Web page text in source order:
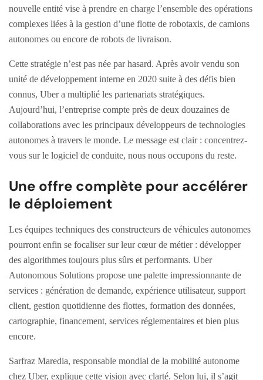
nouvelle entité vise à prendre en charge l’ensemble des opérations
complexes liées à la gestion d’une flotte de robotaxis, de camions
autonomes ou encore de robots de livraison.
Cette stratégie n’est pas née par hasard. Après avoir vendu son
unité de développement interne en 2020 suite à des défis bien
connus, Uber a multiplié les partenariats stratégiques.
Aujourd’hui, l’entreprise compte près de deux douzaines de
collaborations avec les principaux développeurs de technologies
autonomes à travers le monde. Le message est clair : concentrez-
vous sur le logiciel de conduite, nous nous occupons du reste.
Une offre complète pour accélérer
le déploiement
Les équipes techniques des constructeurs de véhicules autonomes
pourront enfin se focaliser sur leur cœur de métier : développer
des algorithmes toujours plus sûrs et performants. Uber
Autonomous Solutions propose une palette impressionnante de
services : génération de demande, expérience utilisateur, support
client, gestion quotidienne des flottes, formation des données,
cartographie, financement, services réglementaires et bien plus
encore.
Sarfraz Maredia, responsable mondial de la mobilité autonome
chez Uber, explique cette vision avec clarté. Selon lui, il s’agit